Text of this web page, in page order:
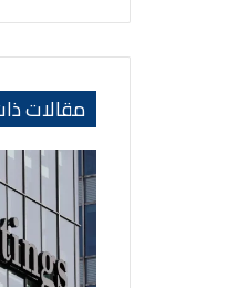
مقالات